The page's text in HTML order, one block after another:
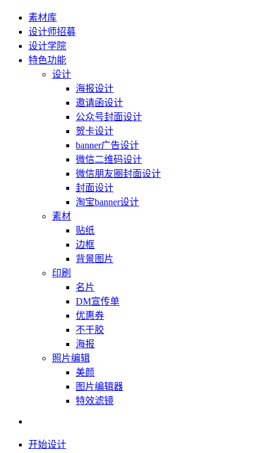
素材库
设计师招募
设计学院
特色功能
设计
海报设计
邀请函设计
公众号封面设计
贺卡设计
banner广告设计
微信二维码设计
微信朋友圈封面设计
封面设计
淘宝banner设计
素材
贴纸
边框
背景图片
印刷
名片
DM宣传单
优惠券
不干胶
海报
照片编辑
美颜
图片编辑器
特效滤镜
开始设计